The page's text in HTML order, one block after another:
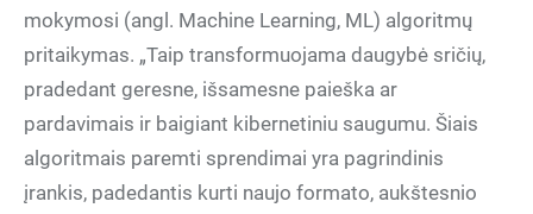
mokymosi (angl. Machine Learning, ML) algoritmų
pritaikymas. „Taip transformuojama daugybė sričių,
pradedant geresne, išsamesne paieška ar
pardavimais ir baigiant kibernetiniu saugumu. Šiais
algoritmais paremti sprendimai yra pagrindinis
įrankis, padedantis kurti naujo formato, aukštesnio